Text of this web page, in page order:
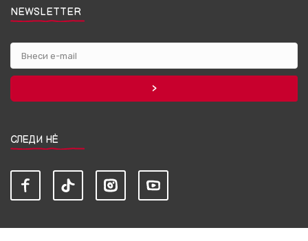
NEWSLETTER
СЛЕДИ НЀ